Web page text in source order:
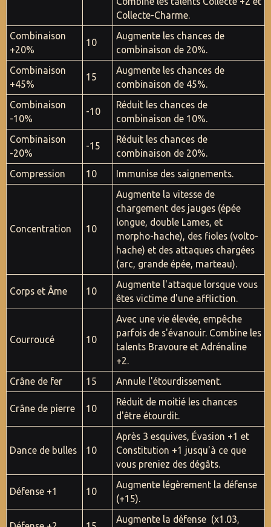
Collecte-Charme.
Combinaison
+20%
10
Augmente les chances de
combinaison de 20%.
Combinaison
+45%
15
Augmente les chances de
combinaison de 45%.
Combinaison
-10%
-10
Réduit les chances de
combinaison de 10%.
Combinaison
-20%
-15
Réduit les chances de
combinaison de 20%.
Compression
10 Immunise des saignements.
Concentration 10
Augmente la vitesse de
chargement des jauges (épée
longue, double Lames, et
morpho-hache), des fioles (volto-
hache) et des attaques chargées
(arc, grande épée, marteau).
Corps et Âme 10
Augmente l'attaque lorsque vous
êtes victime d'une affliction.
Courroucé 10
Avec une vie élevée, empêche
parfois de s'évanouir. Combine les
talents Bravoure et Adrénaline
+2.
Crâne de fer
15 Annule l'étourdissement.
Crâne de pierre 10
Réduit de moitié les chances
d'être étourdit.
Dance de bulles 10
Après 3 esquives, Évasion +1 et
Constitution +1 jusqu'à ce que
vous preniez des dégâts.
Défense +1 10
Augmente légèrement la défense
(+15).
Augmente la défense (x1.03,